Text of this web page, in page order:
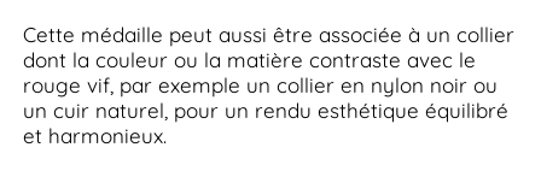
Cette médaille peut aussi être associée à un collier
dont la couleur ou la matière contraste avec le
rouge vif, par exemple un collier en nylon noir ou
un cuir naturel, pour un rendu esthétique équilibré
et harmonieux.